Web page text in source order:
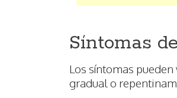
Síntomas
Los síntomas
gradual o